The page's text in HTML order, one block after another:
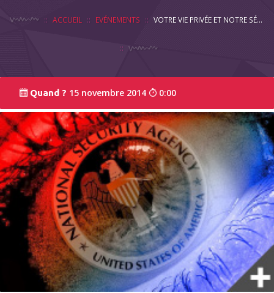
ACCUEIL EVÉNEMENTS VOTRE VIE PRIVÉE ET NOTRE SÉCURITÉ : HISTOIRE DE SURVEILLANCE, DE PROTECTION ET DE CONFIANCE. QUAND GOOGLE, FACEBOOK, LA NSA … S’EMMÊLENT !
Quand ? 15 novembre 2014 0:00